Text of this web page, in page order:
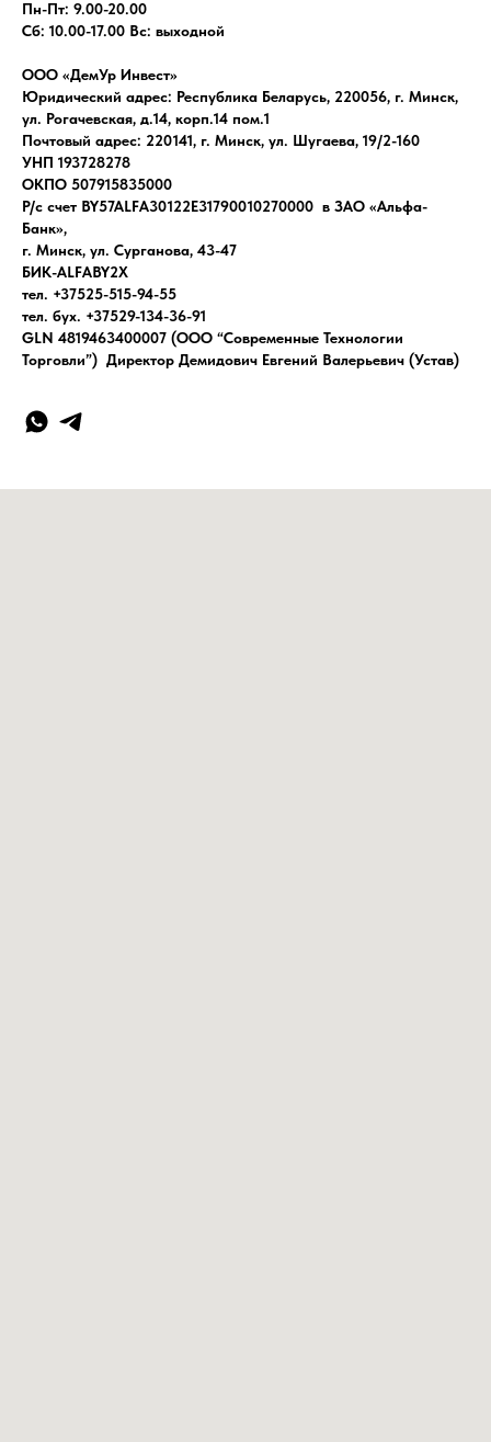
Пн-Пт: 9.00-20.00
Сб: 10.00-17.00 Вс: выходной
ООО «ДемУр Инвест»
Юридический адрес: Республика Беларусь, 220056, г. Минск,
ул. Рогачевская, д.14, корп.14 пом.1
Почтовый адрес: 220141, г. Минск, ул. Шугаева, 19/2-160
УНП 193728278
ОКПО 507915835000
Р/с счет BY57ALFA30122E31790010270000 в ЗАО «Альфа-
Банк»,
г. Минск, ул. Сурганова, 43-47
БИК-ALFABY2X
тел. +37525-515-94-55
тел. бух. +37529-134-36-91
GLN 4819463400007 (ООО “Современные Технологии
Торговли”) Директор Демидович Евгений Валерьевич (Устав)